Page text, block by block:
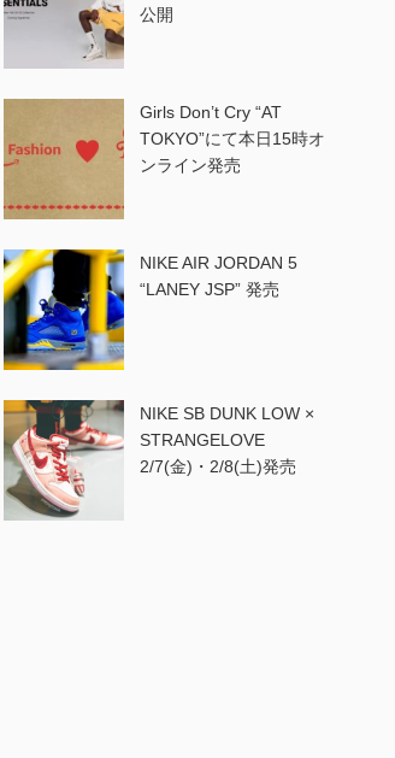
公開
Girls Don’t Cry “AT
TOKYO”にて本日15時オ
ンライン発売
NIKE AIR JORDAN 5
“LANEY JSP” 発売
NIKE SB DUNK LOW ×
STRANGELOVE
2/7(金)・2/8(土)発売